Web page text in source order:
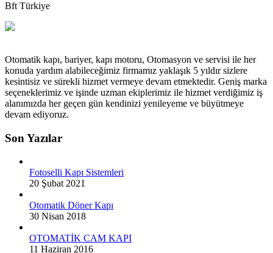
Bft Türkiye
Otomatik kapı, bariyer, kapı motoru, Otomasyon ve servisi ile her
konuda yardım alabileceğimiz firmamız yaklaşık 5 yıldır sizlere
kesintisiz ve sürekli hizmet vermeye devam etmektedir. Geniş marka
seçeneklerimiz ve işinde uzman ekiplerimiz ile hizmet verdiğimiz iş
alanımızda her geçen gün kendinizi yenileyeme ve büyütmeye
devam ediyoruz.
Son Yazılar
Fotoselli Kapı Sistemleri
20 Şubat 2021
Otomatik Döner Kapı
30 Nisan 2018
OTOMATİK CAM KAPI
11 Haziran 2016